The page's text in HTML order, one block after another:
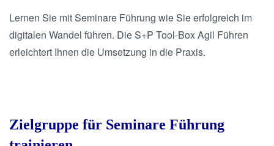
Lernen Sie mit Seminare Führung wie Sie erfolgreich im
digitalen Wandel führen. Die S+P Tool-Box Agil Führen
erleichtert Ihnen die Umsetzung in die Praxis.
Zielgruppe für Seminare Führung